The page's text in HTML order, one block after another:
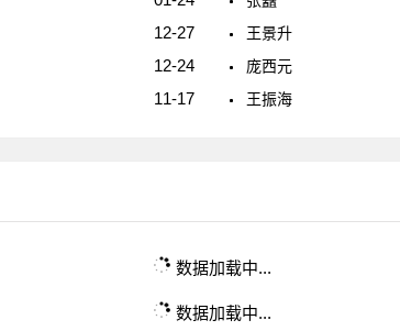
12-27 王景升
12-24 庞西元
11-17 王振海
数据加载中...
数据加载中...